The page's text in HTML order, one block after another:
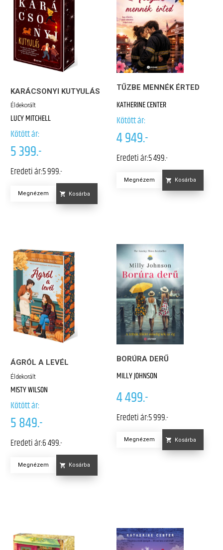
KARÁCSONYI KUTYULÁS
Éldekorált
LUCY MITCHELL
Kötött ár:
5 399.-
Eredeti ár:5 999.-
Megnézem Kosárba
TŰZBE MENNÉK ÉRTED
KATHERINE CENTER
Kötött ár:
4 949.-
Eredeti ár:5 499.-
Megnézem Kosárba
ÁGRÓL A LEVÉL
Éldekorált
MISTY WILSON
Kötött ár:
5 849.-
Eredeti ár:6 499.-
Megnézem Kosárba
BORÚRA DERŰ
MILLY JOHNSON
4 499.-
Eredeti ár:5 999.-
Megnézem Kosárba